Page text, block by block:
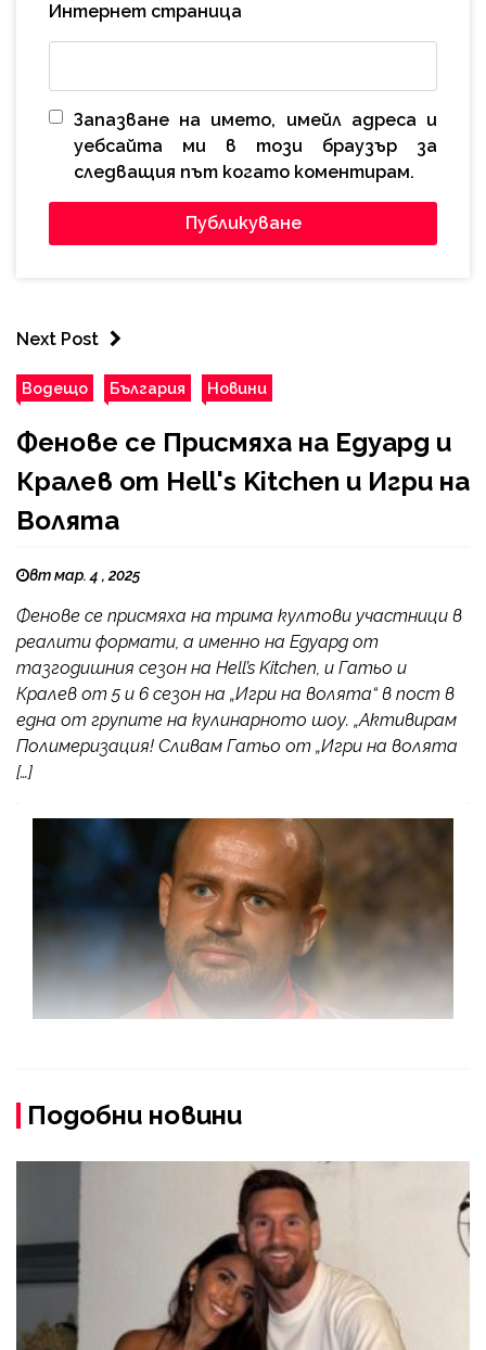
Интернет страница
Запазване на името, имейл адреса и
уебсайта ми в този браузър за
следващия път когато коментирам.
Next Post
Водещо България Новини
Фенове се Присмяха на Едуард и
Кралев от Hell's Kitchen и Игри на
Волята
вт мар. 4 , 2025
Фенове се присмяха на трима култови участници в
реалити формати, а именно на Едуард от
тазгодишния сезон на Hell’s Kitchen, и Гатьо и
Кралев от 5 и 6 сезон на „Игри на волята“ в пост в
една от групите на кулинарното шоу. „Активирам
Полимеризация! Сливам Гатьо от „Игри на волята
[…]
Подобни новини